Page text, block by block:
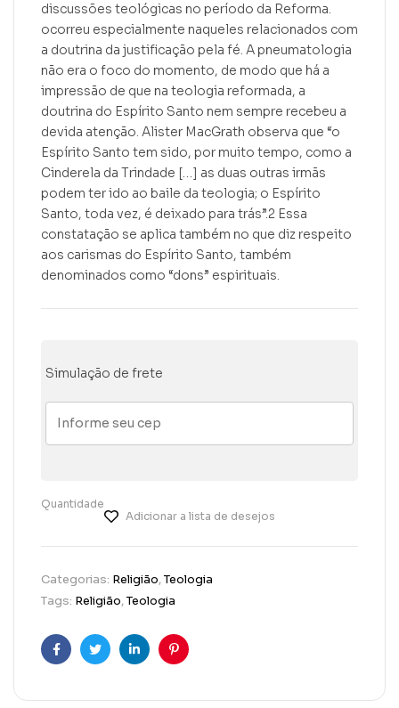
discussões teológicas no período da Reforma.
ocorreu especialmente naqueles relacionados com
a doutrina da justificação pela fé. A pneumatologia
não era o foco do momento, de modo que há a
impressão de que na teologia reformada, a
doutrina do Espírito Santo nem sempre recebeu a
devida atenção. Alister MacGrath observa que “o
Espírito Santo tem sido, por muito tempo, como a
Cinderela da Trindade […] as duas outras irmãs
podem ter ido ao baile da teologia; o Espírito
Santo, toda vez, é deixado para trás”.2 Essa
constatação se aplica também no que diz respeito
aos carismas do Espírito Santo, também
denominados como “dons” espirituais.
Simulação de frete
Quantidade
Adicionar a lista de desejos
Categorias: Religião,Teologia
Tags: Religião,Teologia
FacebookTwitterLinkedinPinterest